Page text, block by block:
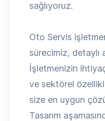
sağlıyoruz.
Oto Servis
sürecimiz, detaylı
İşletmenizin
ve sektörel
size en uygun
Tasarım